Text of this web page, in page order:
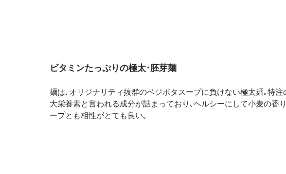
ビタミンたっぷりの極太･胚芽麺
麺は､オリジナリティ抜群のベジポタスープに負けない極太麺｡特
大栄養素と言われる成分が詰まっており､ヘルシーにして小麦の香
ープとも相性がとても良い｡